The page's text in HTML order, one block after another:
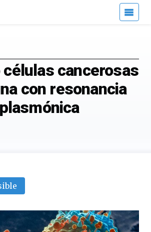
células cancerosas
con resonancia
plasmónica